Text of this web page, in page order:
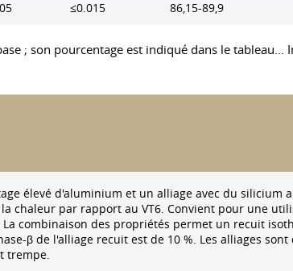
≤0.015 86,15-89,9
; son pourcentage est indiqué dans le tableau...
élevé d'aluminium et un alliage avec du silicium
chaleur par rapport au VT6. Convient pour une
La combinaison des propriétés permet un recuit
β de l'alliage recuit est de 10 %. Les alliages
trempe.